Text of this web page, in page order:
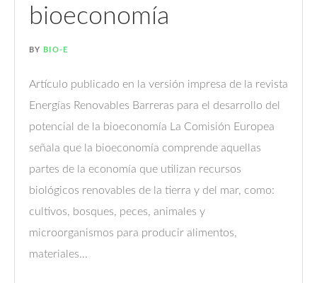
bioeconomía
BY BIO-E
Artículo publicado en la versión impresa de la revista
Energías Renovables Barreras para el desarrollo del
potencial de la bioeconomía La Comisión Europea
señala que la bioeconomía comprende aquellas
partes de la economía que utilizan recursos
biológicos renovables de la tierra y del mar, como:
cultivos, bosques, peces, animales y
microorganismos para producir alimentos,
materiales...